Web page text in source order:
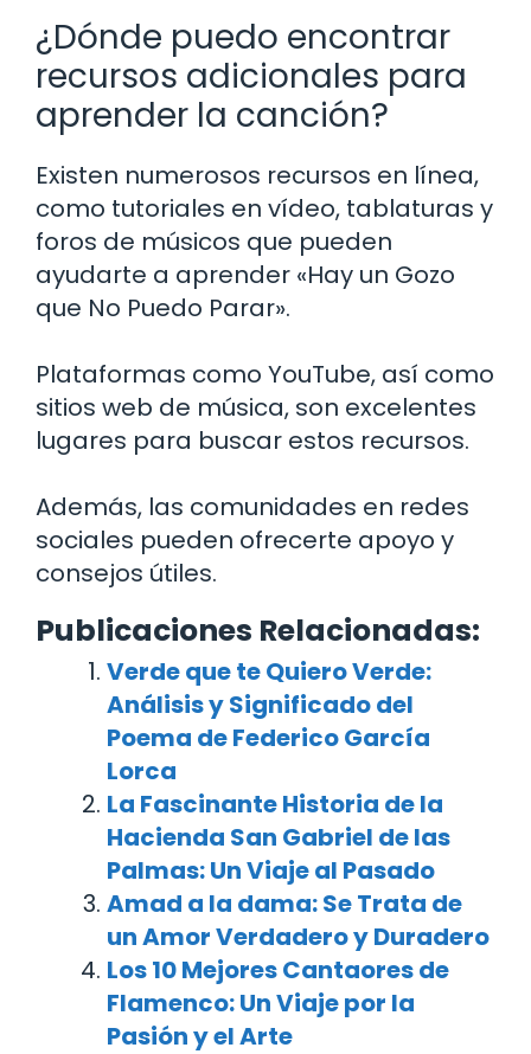
¿Dónde puedo encontrar
recursos adicionales para
aprender la canción?
Existen numerosos recursos en línea,
como tutoriales en vídeo, tablaturas y
foros de músicos que pueden
ayudarte a aprender «Hay un Gozo
que No Puedo Parar».
Plataformas como YouTube, así como
sitios web de música, son excelentes
lugares para buscar estos recursos.
Además, las comunidades en redes
sociales pueden ofrecerte apoyo y
consejos útiles.
Publicaciones Relacionadas:
Verde que te Quiero Verde:
Análisis y Significado del
Poema de Federico García
Lorca
La Fascinante Historia de la
Hacienda San Gabriel de las
Palmas: Un Viaje al Pasado
Amad a la dama: Se Trata de
un Amor Verdadero y Duradero
Los 10 Mejores Cantaores de
Flamenco: Un Viaje por la
Pasión y el Arte